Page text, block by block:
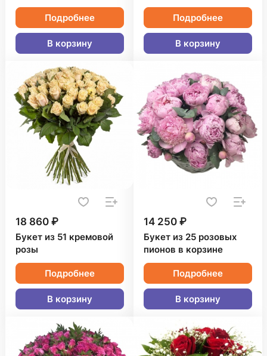
Подробнее
В корзину
Подробнее
В корзину
18 860 ₽
Букет из 51 кремовой
розы
Подробнее
В корзину
14 250 ₽
Букет из 25 розовых
пионов в корзине
Подробнее
В корзину